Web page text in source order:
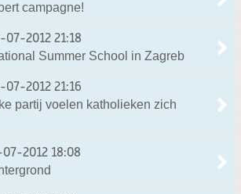
campagne!
07-2012 21:18
Summer School in Zagreb
07-2012 21:16
partij voelen katholieken zich
07-2012 18:08